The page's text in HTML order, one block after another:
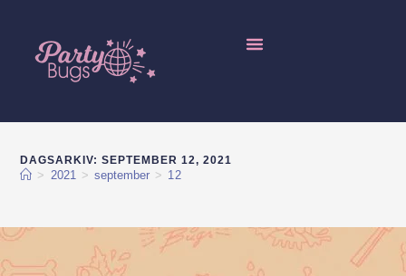
DAGSARKIV: SEPTEMBER 12, 2021
> 2021 > september > 12